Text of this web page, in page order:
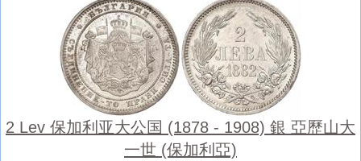
2 Lev 保加利亚大公国 (1878 - 1908) 銀 亞歷山大
一世 (保加利亞)